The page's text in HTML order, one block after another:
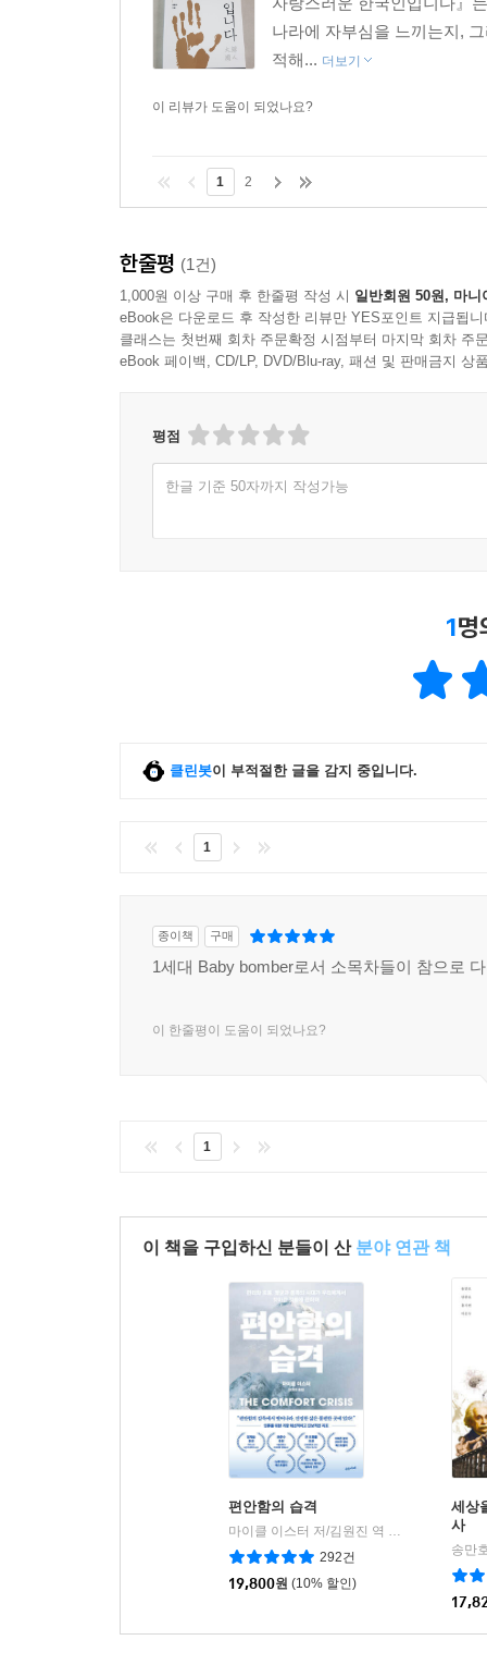
나라에 자부심을 느끼는지,
적해... 더보기
이 리뷰가 도움이 되었나요?
1 2
한줄평 (1건)
1,000원 이상 구매 후 한줄평 작성 시 일반회원 50원, 마니
eBook은 다운로드 후 작성한 리뷰만 YES포인트 지급됩니
클래스는 첫번째 회차 주문확정 시점부터 마지막 회차 주
eBook 페이백, CD/LP, DVD/Blu-ray, 패션 및 판매금지 상
평점
한글 기준 50자까지 작성가능
1명
클린봇이 부적절한 글을 감지 중입니다.
1
종이책 구매
1세대 Baby bomber로서 소목차들이 참으로
이 한줄평이 도움이 되었나요?
1
이 책을 구입하신 분들이 산 분야 연관 책
편안함의 습격
마이클 이스터 저/김원진 역 | 수오서재
292건
19,800원 (10% 할인)
세상
사